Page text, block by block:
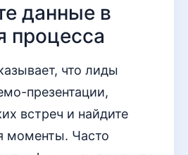
данные в
процесса
что лиды
презентации,
встреч и найдите
моменты. Часто